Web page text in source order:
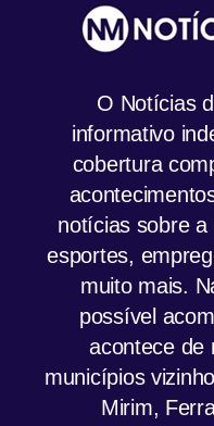
O Notícias
informativo
cobertura
notícias sobre a
esportes,
muito mais.
possível
acontece de
municípios
Mirim,